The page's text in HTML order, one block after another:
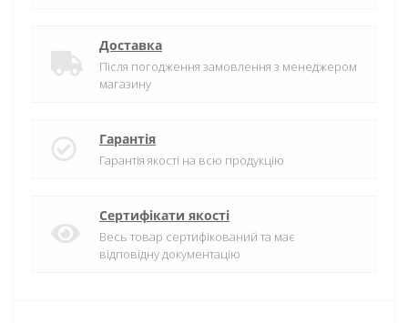
Доставка
Після погодження замовлення з менеджером
магазину
Гарантія
Гарантія якості на всю продукцію
Сертифікати якості
Весь товар сертифікований та має
відповідну документацію